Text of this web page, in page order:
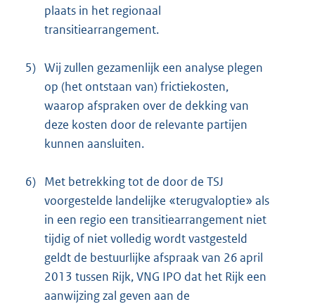
plaats in het regionaal
transitiearrangement.
5) Wij zullen gezamenlijk een analyse plegen
op (het ontstaan van) frictiekosten,
waarop afspraken over de dekking van
deze kosten door de relevante partijen
kunnen aansluiten.
6) Met betrekking tot de door de TSJ
voorgestelde landelijke «terugvaloptie» als
in een regio een transitiearrangement niet
tijdig of niet volledig wordt vastgesteld
geldt de bestuurlijke afspraak van 26 april
2013 tussen Rijk, VNG IPO dat het Rijk een
aanwijzing zal geven aan de